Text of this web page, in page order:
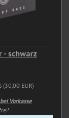
- schwarz
(30,00 EUR)
Vorkasse